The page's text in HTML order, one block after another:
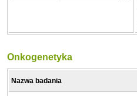
Onkogenetyka
Nazwa badania